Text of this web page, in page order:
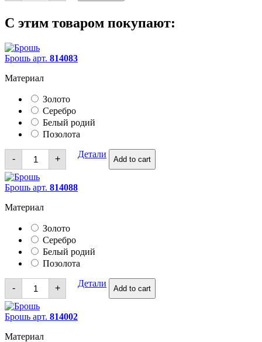
С этим товаром покупают:
Брошь арт. 814083
Материал
Золото
Серебро
Белый родий
Позолота
-
Брошь
quantity
+ Детали
Add to cart
Брошь арт. 814088
Материал
Золото
Серебро
Белый родий
Позолота
-
Брошь
quantity
+ Детали
Add to cart
Брошь арт. 814002
Материал